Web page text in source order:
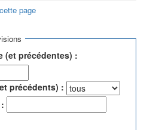
page
(et précédentes) :
précédents) :
: